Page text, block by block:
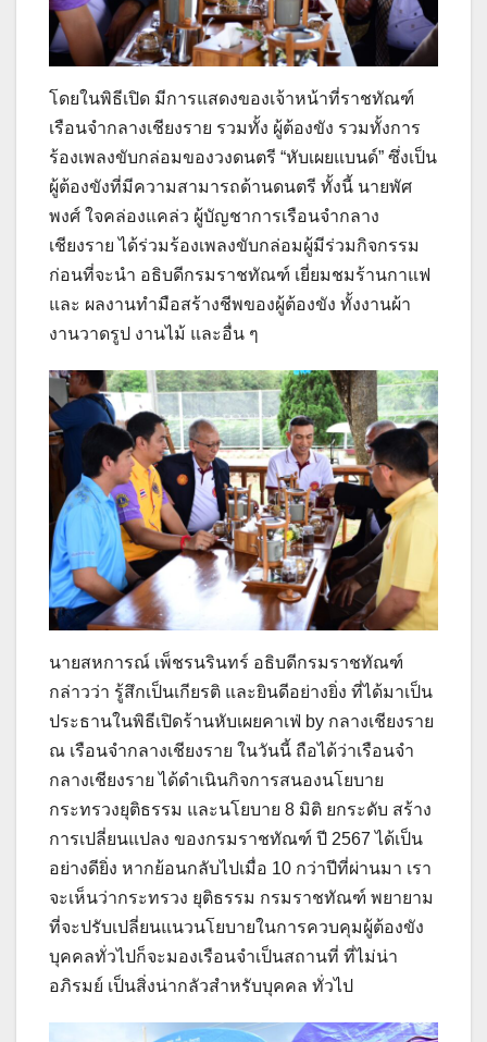
โดยในพิธีเปิด มีการแสดงของเจ้าหน้าที่ราชทัณฑ์
เรือนจำกลางเชียงราย รวมทั้ง ผู้ต้องขัง รวมทั้งการ
ร้องเพลงขับกล่อมของวงดนตรี “หับเผยแบนด์” ซึ่งเป็น
ผู้ต้องขังที่มีความสามารถด้านดนตรี ทั้งนี้ นายพัศ
พงศ์ ใจคล่องแคล่ว ผู้บัญชาการเรือนจำกลาง
เชียงราย ได้ร่วมร้องเพลงขับกล่อมผู้มีร่วมกิจกรรม
ก่อนที่จะนำ อธิบดีกรมราชทัณฑ์ เยี่ยมชมร้านกาแฟ
และ ผลงานทำมือสร้างชีพของผู้ต้องขัง ทั้งงานผ้า
งานวาดรูป งานไม้ และอื่น ๆ
นายสหการณ์ เพ็ชรนรินทร์ อธิบดีกรมราชทัณฑ์
กล่าวว่า รู้สึกเป็นเกียรติ และยินดีอย่างยิ่ง ที่ได้มาเป็น
ประธานในพิธีเปิดร้านหับเผยคาเฟ่ by กลางเชียงราย
ณ เรือนจำกลางเชียงราย ในวันนี้ ถือได้ว่าเรือนจำ
กลางเชียงราย ได้ดำเนินกิจการสนองนโยบาย
กระทรวงยุติธรรม และนโยบาย 8 มิติ ยกระดับ สร้าง
การเปลี่ยนแปลง ของกรมราชทัณฑ์ ปี 2567 ได้เป็น
อย่างดียิ่ง หากย้อนกลับไปเมื่อ 10 กว่าปีที่ผ่านมา เรา
จะเห็นว่ากระทรวง ยุติธรรม กรมราชทัณฑ์ พยายาม
ที่จะปรับเปลี่ยนแนวนโยบายในการควบคุมผู้ต้องขัง
บุคคลทั่วไปก็จะมองเรือนจำเป็นสถานที่ ที่ไม่น่า
อภิรมย์ เป็นสิ่งน่ากลัวสำหรับบุคคล ทั่วไป